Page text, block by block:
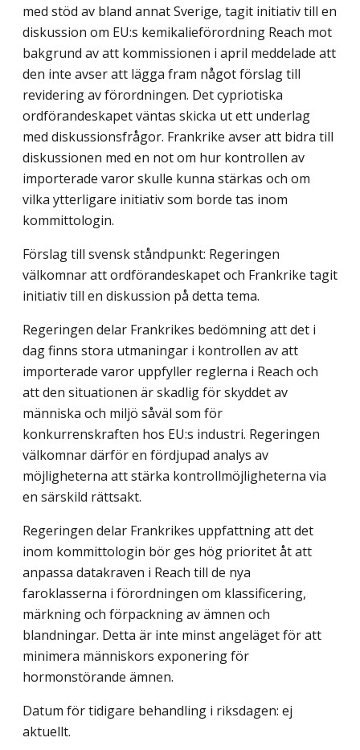
med stöd av bland annat Sverige, tagit initiativ till en
diskussion om EU:s kemikalieförordning Reach mot
bakgrund av att kommissionen i april meddelade att
den inte avser att lägga fram något förslag till
revidering av förordningen. Det cypriotiska
ordförandeskapet väntas skicka ut ett underlag
med diskussionsfrågor. Frankrike avser att bidra till
diskussionen med en not om hur kontrollen av
importerade varor skulle kunna stärkas och om
vilka ytterligare initiativ som borde tas inom
kommittologin.
Förslag till svensk ståndpunkt: Regeringen
välkomnar att ordförandeskapet och Frankrike tagit
initiativ till en diskussion på detta tema.
Regeringen delar Frankrikes bedömning att det i
dag finns stora utmaningar i kontrollen av att
importerade varor uppfyller reglerna i Reach och
att den situationen är skadlig för skyddet av
människa och miljö såväl som för
konkurrenskraften hos EU:s industri. Regeringen
välkomnar därför en fördjupad analys av
möjligheterna att stärka kontrollmöjligheterna via
en särskild rättsakt.
Regeringen delar Frankrikes uppfattning att det
inom kommittologin bör ges hög prioritet åt att
anpassa datakraven i Reach till de nya
faroklasserna i förordningen om klassificering,
märkning och förpackning av ämnen och
blandningar. Detta är inte minst angeläget för att
minimera människors exponering för
hormonstörande ämnen.
Datum för tidigare behandling i riksdagen: ej
aktuellt.